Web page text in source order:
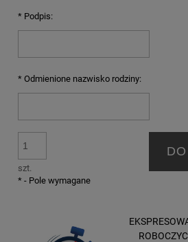
* Podpis:
* Odmienione nazwisko rodziny:
szt.
* - Pole wymagane